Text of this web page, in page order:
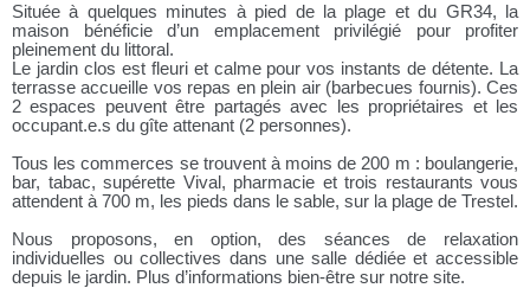
Située à quelques minutes à pied de la plage et du GR34, la
maison bénéficie d’un emplacement privilégié pour profiter
pleinement du littoral.
Le jardin clos est fleuri et calme pour vos instants de détente. La
terrasse accueille vos repas en plein air (barbecues fournis). Ces
2 espaces peuvent être partagés avec les propriétaires et les
occupant.e.s du gîte attenant (2 personnes).
Tous les commerces se trouvent à moins de 200 m : boulangerie,
bar, tabac, supérette Vival, pharmacie et trois restaurants vous
attendent à 700 m, les pieds dans le sable, sur la plage de Trestel.
Nous proposons, en option, des séances de relaxation
individuelles ou collectives dans une salle dédiée et accessible
depuis le jardin. Plus d’informations bien-être sur notre site.